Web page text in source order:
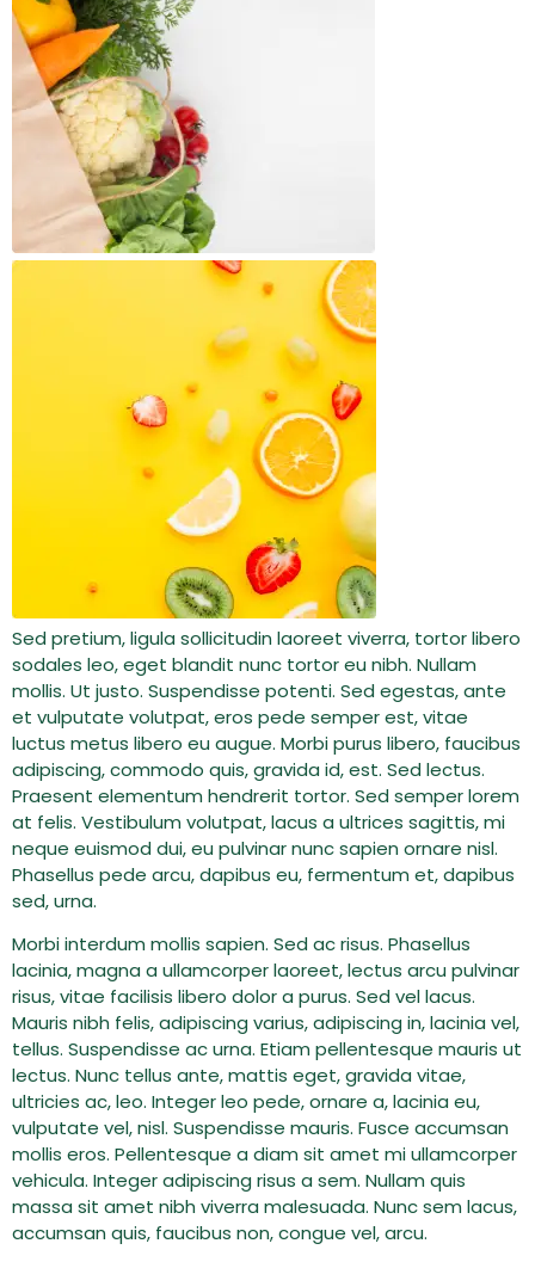
Sed pretium, ligula sollicitudin laoreet viverra, tortor libero
sodales leo, eget blandit nunc tortor eu nibh. Nullam
mollis. Ut justo. Suspendisse potenti. Sed egestas, ante
et vulputate volutpat, eros pede semper est, vitae
luctus metus libero eu augue. Morbi purus libero, faucibus
adipiscing, commodo quis, gravida id, est. Sed lectus.
Praesent elementum hendrerit tortor. Sed semper lorem
at felis. Vestibulum volutpat, lacus a ultrices sagittis, mi
neque euismod dui, eu pulvinar nunc sapien ornare nisl.
Phasellus pede arcu, dapibus eu, fermentum et, dapibus
sed, urna.
Morbi interdum mollis sapien. Sed ac risus. Phasellus
lacinia, magna a ullamcorper laoreet, lectus arcu pulvinar
risus, vitae facilisis libero dolor a purus. Sed vel lacus.
Mauris nibh felis, adipiscing varius, adipiscing in, lacinia vel,
tellus. Suspendisse ac urna. Etiam pellentesque mauris ut
lectus. Nunc tellus ante, mattis eget, gravida vitae,
ultricies ac, leo. Integer leo pede, ornare a, lacinia eu,
vulputate vel, nisl. Suspendisse mauris. Fusce accumsan
mollis eros. Pellentesque a diam sit amet mi ullamcorper
vehicula. Integer adipiscing risus a sem. Nullam quis
massa sit amet nibh viverra malesuada. Nunc sem lacus,
accumsan quis, faucibus non, congue vel, arcu.